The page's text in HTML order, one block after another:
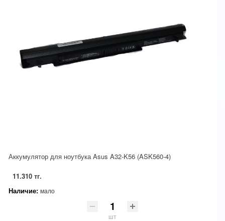
Аккумулятор для ноутбука Asus A32-K56 (ASK560-4)
11.310 тг.
Наличие: мало
шт